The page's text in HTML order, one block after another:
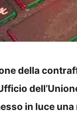
della
in luce